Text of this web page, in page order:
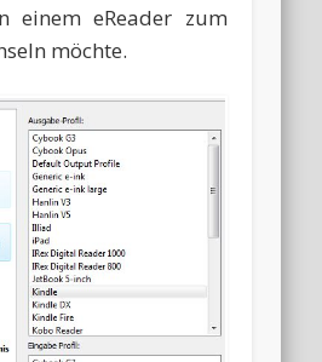
einem eReader zum
möchte.